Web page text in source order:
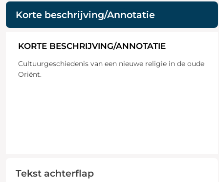
Korte beschrijving/Annotatie
KORTE BESCHRIJVING/ANNOTATIE
Cultuurgeschiedenis van een nieuwe religie in de oude
Oriënt.
Tekst achterflap